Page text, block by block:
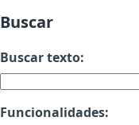
Buscar
Buscar texto:
Funcionalidades: